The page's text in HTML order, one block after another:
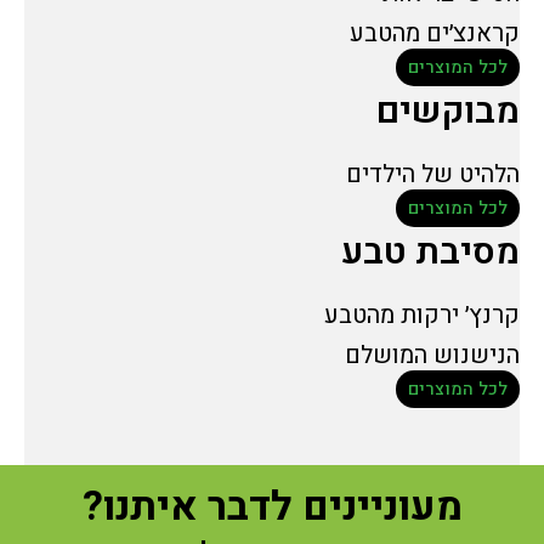
קראנצ׳ים מהטבע
לכל המוצרים
מבוקשים
הלהיט של הילדים
לכל המוצרים
מסיבת טבע
קרנץ׳ ירקות מהטבע
הנישנוש המושלם
לכל המוצרים
מעוניינים לדבר איתנו?